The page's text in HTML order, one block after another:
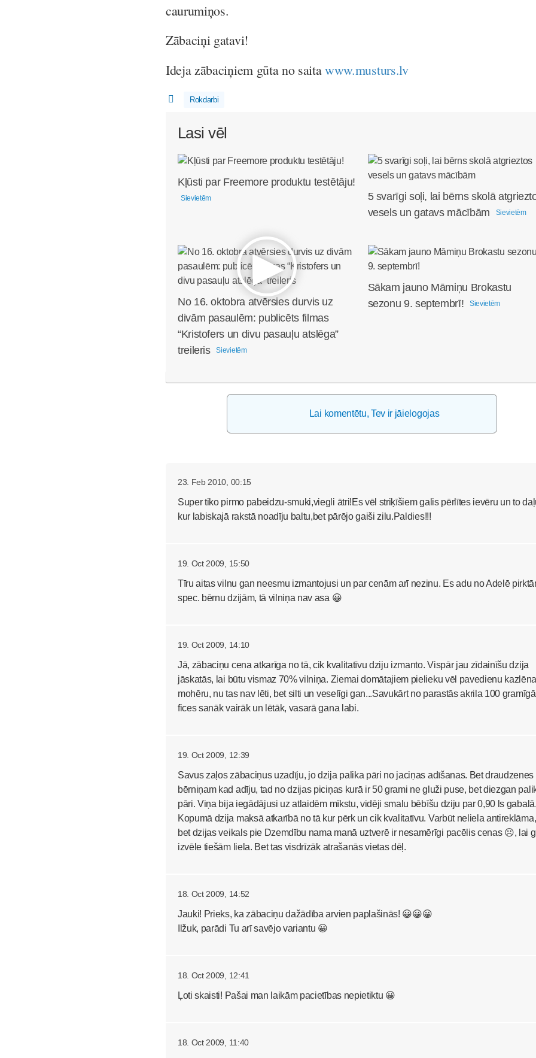
caurumiņos.
Zābaciņi gatavi!
Ideja zābaciņiem gūta no saitawww.musturs.lv
Rokdarbi
Lasi vēl
Kļūsti par Freemore produktu testētāju!
Sievietēm
5 svarīgi soļi, lai bērns skolā
vesels un gatavs mācībām
Sievietēm
No 16. oktobra atvērsies durvis uz
divām pasaulēm: publicēts filmas
“Kristofers un divu pasauļu atslēga”
treileris
Sievietēm
Sākam jauno Māmiņu Brokastu
sezonu 9. septembrī!
Sievietēm
Lai komentētu, Tev ir jāielogojas
23. Feb 2010, 00:15
Super tiko pirmo pabeidzu-smuki,viegli ātri!Es vēl striķīšiem galis pērlītes ievēru un to
kur labiskajā rakstā noadīju baltu,bet pārējo gaiši zilu.Paldies!!!
19. Oct 2009, 15:50
Tīru aitas vilnu gan neesmu izmantojusi un par cenām arī nezinu. Es adu no Adelē
spec. bērnu dzijām, tā vilniņa nav asa 😀
19. Oct 2009, 14:10
Jā, zābaciņu cena atkarīga no tā, cik kvalitatīvu dziju izmanto. Vispār jau zīdainīšu dzija
jāskatās, lai būtu vismaz 70% vilniņa. Ziemai domātajiem pielieku vēl pavedienu
mohēru, nu tas nav lēti, bet silti un veselīgi gan...Savukārt no parastās akrila 100
fices sanāk vairāk un lētāk, vasarā gana labi.
19. Oct 2009, 12:39
Savus zaļos zābaciņus uzadīju, jo dzija palika pāri no jaciņas adīšanas. Bet draudzenes
bērniņam kad adīju, tad no dzijas piciņas kurā ir 50 grami ne gluži puse, bet diezgan
pāri. Viņa bija iegādājusi uz atlaidēm mīkstu, vidēji smalu bēbīšu dziju par 0,90 ls
Kopumā dzija maksā atkarībā no tā kur pērk un cik kvalitatīvu. Varbūt neliela antireklāma,
bet dzijas veikals pie Dzemdību nama manā uztverē ir nesamērīgi pacēlis cenas ☹, lai
izvēle tiešām liela. Bet tas visdrīzāk atrašanās vietas dēļ.
18. Oct 2009, 14:52
Jauki! Prieks, ka zābaciņu dažādība arvien paplašinās! 😀😀😀
Ilžuk, parādi Tu arī savējo variantu 😀
18. Oct 2009, 12:41
Ļoti skaisti! Pašai man laikām pacietības nepietiktu 😀
18. Oct 2009, 11:40